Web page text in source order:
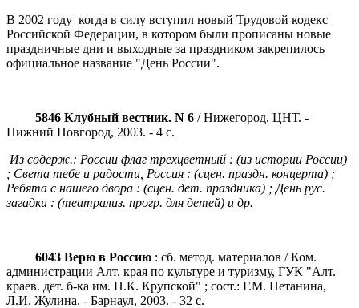
В 2002 году когда в силу вступил новый Трудовой кодекс
Российской Федерации, в котором были прописаны новые
праздничные дни и выходные за праздником закрепилось
официальное название "День России".
5846 Клубный вестник. N 6 / Нижегород. ЦНТ. -
Нижний Новгород, 2003. - 4 с.
Из содерж.: России флаг трехцветный : (из истории России)
; Света тебе и радости, Россия : (сцен. праздн. концерта) ;
Ребята с нашего двора : (сцен. дет. праздника) ; День рус.
загадки : (театрализ. прогр. для детей) и др.
6043 Верю в Россию : сб. метод. материалов / Ком.
администрации Алт. края по культуре и туризму, ГУК "Алт.
краев. дет. б-ка им. Н.К. Крупской" ; сост.: Г.М. Петанина,
Л.И. Жулина. - Барнаул, 2003. - 32 с.